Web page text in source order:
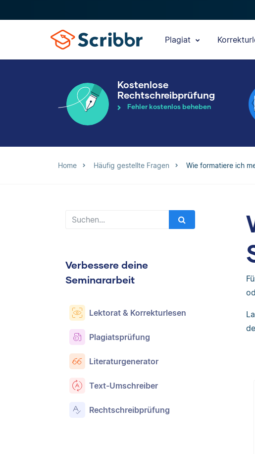
Plagiat
Kostenlose
Rechtschreibprüfung
Fehler kostenlos beheben
Home Häufig gestellte Fragen Wie formatiere ich
Verbessere deine
Seminararbeit
Lektorat & Korrekturlesen
Plagiatsprüfung
Literaturgenerator
Text-Umschreiber
Rechtschreibprüfung